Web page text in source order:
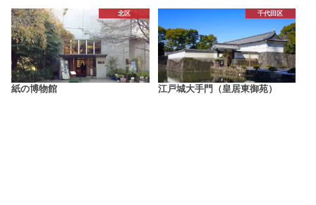
北区
紙の博物館
千代田区
江戸城大手門（皇居東御苑）